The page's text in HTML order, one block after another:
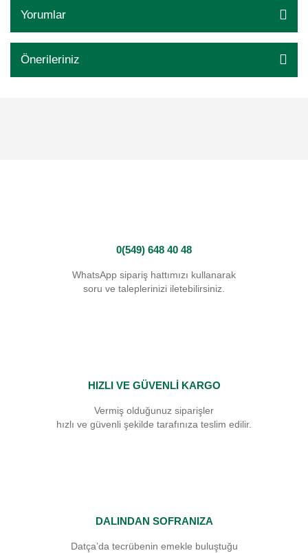
Yorumlar
Önerileriniz
0(549) 648 40 48
WhatsApp sipariş hattımızı kullanarak
soru ve taleplerinizi iletebilirsiniz.
HIZLI VE GÜVENLİ KARGO
Vermiş olduğunuz siparişler
hızlı ve güvenli şekilde tarafınıza teslim edilir.
DALINDAN SOFRANIZA
Datça’da tecrübenin emekle buluştuğu